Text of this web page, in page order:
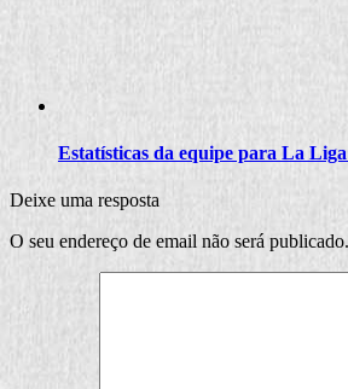
Estatísticas da equipe para La
Deixe uma resposta
O seu endereço de email não será publicado.